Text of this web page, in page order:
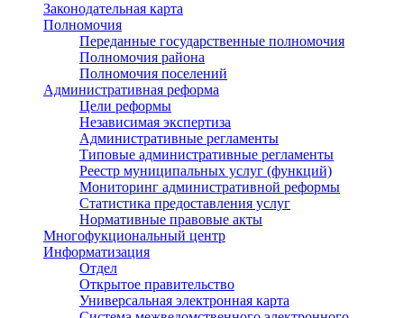
Законодательная карта
Полномочия
Переданные государственные полномочия
Полномочия района
Полномочия поселений
Административная реформа
Цели реформы
Независимая экспертиза
Административные регламенты
Типовые административные регламенты
Реестр муниципальных услуг (функций)
Мониторинг административной реформы
Статистика предоставления услуг
Нормативные правовые акты
Многофукциональный центр
Информатизация
Отдел
Открытое правительство
Универсальная электронная карта